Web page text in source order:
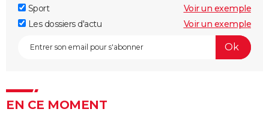
Sport
Voir un exemple
Les dossiers d'actu
Voir un exemple
EN CE MOMENT